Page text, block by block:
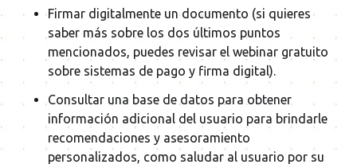
Firmar digitalmente un documento (si quieres
saber más sobre los dos últimos puntos
mencionados, puedes revisar el webinar gratuito
sobre sistemas de pago y firma digital).
Consultar una base de datos para obtener
información adicional del usuario para brindarle
recomendaciones y asesoramiento
personalizados, como saludar al usuario por su